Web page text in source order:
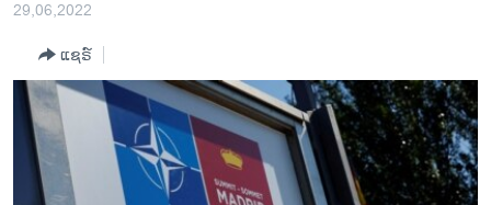
ອິດສະຫຼະພາບດ້ານການຂ່າວ
ຊີວິດຊາວລາວ
ຊຸມຊົນຊາວລາວ
29,06,2022
ແຊຣ໌